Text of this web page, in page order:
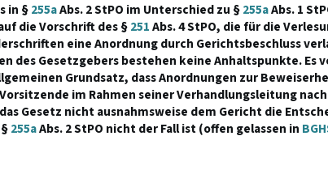
in §255aAbs. 2 StPO im Unterschied zu §255aAbs. 1
die Vorschrift des §251Abs. 4 StPO, die für die
eine Anordnung durch Gerichtsbeschluss
des Gesetzgebers bestehen keine Anhaltspunkte. Es
Grundsatz, dass Anordnungen zur
im Rahmen seiner Verhandlungsleitung
Gesetz nicht ausnahmsweise dem Gericht die
255aAbs. 2 StPO nicht der Fall ist (offen gelassen in